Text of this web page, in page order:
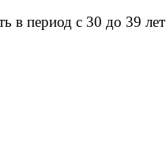
в период с 30 до 39 лет